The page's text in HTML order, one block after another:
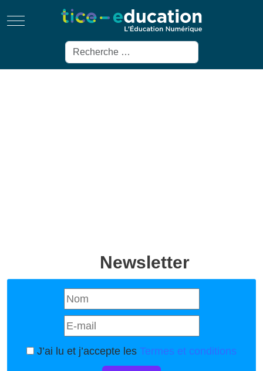
Mobile Menu Toggle
Rechercher
Newsletter
J’ai lu et j’accepte les Termes et conditions